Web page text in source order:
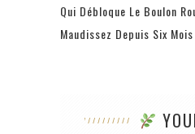
Qui Débloque Le Boulon
Maudissez Depuis Six Mois